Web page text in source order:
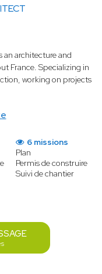
an architecture and
France. Specializing in
working on projects
6 missions
Plan
Permis de construire
Suivi de chantier